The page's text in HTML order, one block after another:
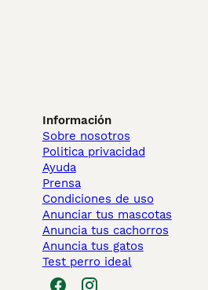
Información
Sobre nosotros
Politica privacidad
Ayuda
Prensa
Condiciones de uso
Anunciar tus mascotas
Anuncia tus cachorros
Anuncia tus gatos
Test perro ideal